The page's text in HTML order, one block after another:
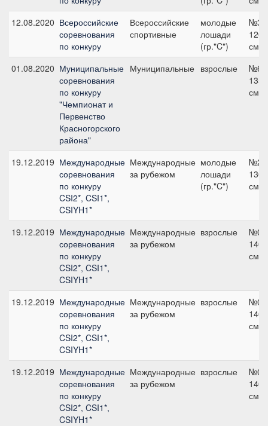
12.08.2020 Всероссийские
соревнования
по конкуру
Всероссийские
спортивные
молодые
лошади
(гр."C")
№3,
120
см
01.08.2020 Муниципальные
соревнования
по конкуру
"Чемпионат и
Первенство
Красногорского
района"
Муниципальные взрослые
№6,
135
см
19.12.2019 Международные
соревнования
по конкуру
CSI2*, CSI1*,
CSIYH1*
Международные
за рубежом
молодые
лошади
(гр."C")
130
см
19.12.2019 Международные
соревнования
по конкуру
CSI2*, CSI1*,
CSIYH1*
Международные
за рубежом
взрослые
140
см
19.12.2019 Международные
соревнования
по конкуру
CSI2*, CSI1*,
CSIYH1*
Международные
за рубежом
взрослые
140
см
19.12.2019 Международные
соревнования
по конкуру
CSI2*, CSI1*,
CSIYH1*
Международные
за рубежом
взрослые
140
см